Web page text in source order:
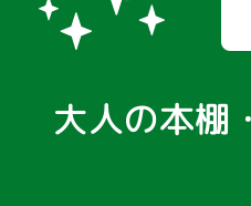
親バカグラム
読み聞かせ・出前授業
スタジオ見学
子育
大人の本棚